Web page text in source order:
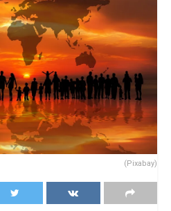
(Pixabay)